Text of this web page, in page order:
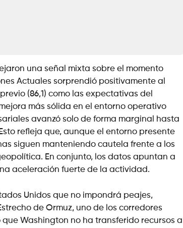
una señal mixta sobre el momento
Actuales sorprendió positivamente al
(86,1) como las expectativas del
más sólida en el entorno operativo
avanzó solo de forma marginal hasta
refleja que, aunque el entorno presente
siguen manteniendo cautela frente a los
En conjunto, los datos apuntan a
aceleración fuerte de la actividad.
Unidos que no impondrá peajes,
de Ormuz, uno de los corredores
Washington no ha transferido recursos a